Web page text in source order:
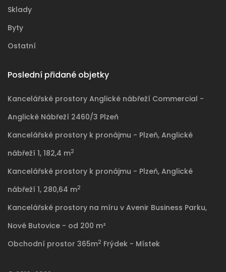
Sklady
Byty
Ostatní
Poslední přidané objetky
Kancelářské prostory Anglické nábřeží Commercial -
Anglické Nábřeží 2460/3 Plzeň
Kancelářské prostory k pronájmu - Plzeň, Anglické
nábřeží 1, 182,4 m2
Kancelářské prostory k pronájmu - Plzeň, Anglické
nábřeží 1, 280,64 m2
Kancelářské prostory na míru v Avenir Business Parku,
Nové Butovice - od 200 m²
Obchodní prostor 365m2 Frýdek - Místek